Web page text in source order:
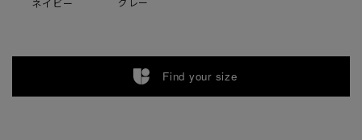
ネイビー
Find your size